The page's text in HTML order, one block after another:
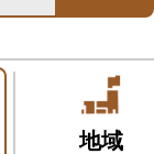
地域